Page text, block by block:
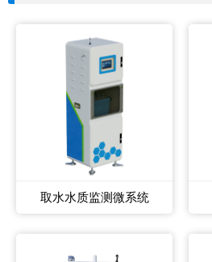
取水水质监测微系统